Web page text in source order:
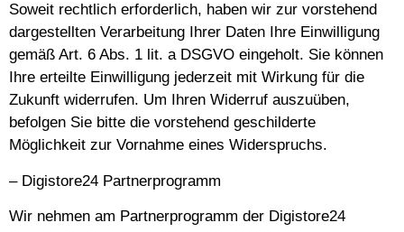
Soweit rechtlich erforderlich, haben wir zur vorstehend
dargestellten Verarbeitung Ihrer Daten Ihre Einwilligung
gemäß Art. 6 Abs. 1 lit. a DSGVO eingeholt. Sie können
Ihre erteilte Einwilligung jederzeit mit Wirkung für die
Zukunft widerrufen. Um Ihren Widerruf auszuüben,
befolgen Sie bitte die vorstehend geschilderte
Möglichkeit zur Vornahme eines Widerspruchs.
– Digistore24 Partnerprogramm
Wir nehmen am Partnerprogramm der Digistore24